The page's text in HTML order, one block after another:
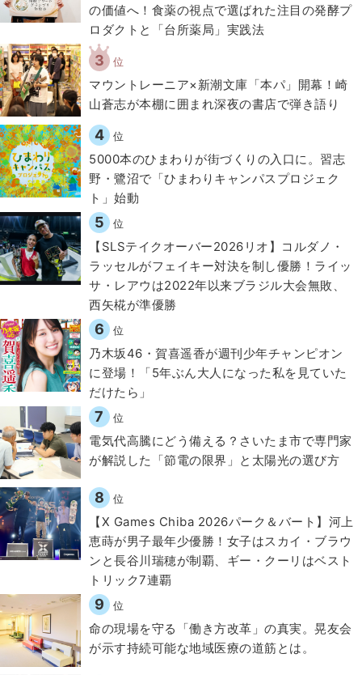
の価値へ！食薬の視点で選ばれた注目の発酵プ
ロダクトと「台所薬局」実践法
3 位
マウントレーニア×新潮文庫「本パ」開幕！崎
山蒼志が本棚に囲まれ深夜の書店で弾き語り
4 位
5000本のひまわりが街づくりの入口に。習志
野・鷺沼で「ひまわりキャンパスプロジェク
ト」始動
5 位
【SLSテイクオーバー2026リオ】コルダノ・
ラッセルがフェイキー対決を制し優勝！ライッ
サ・レアウは2022年以来ブラジル大会無敗、
西矢椛が準優勝
6 位
乃木坂46・賀喜遥香が週刊少年チャンピオン
に登場！「5年ぶん大人になった私を見ていた
だけたら」
7 位
電気代高騰にどう備える？さいたま市で専門家
が解説した「節電の限界」と太陽光の選び方
8 位
【X Games Chiba 2026パーク＆バート】河上
恵蒔が男子最年少優勝！女子はスカイ・ブラウ
ンと長谷川瑞穂が制覇、ギー・クーリはベスト
トリック7連覇
9 位
​命の現場を守る「働き方改革」の真実。晃友会
が示す持続可能な地域医療の道筋とは。